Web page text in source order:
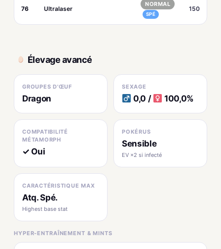
76 Ultralaser
NORMAL
SPÉ
150
Élevage avancé
GROUPES D'ŒUF
Dragon
SEXAGE
0,0 / 100,0%
COMPATIBILITÉ
MÉTAMORPH
✓ Oui
POKÉRUS
Sensible
EV ×2 si infecté
CARACTÉRISTIQUE MAX
Atq. Spé.
Highest base stat
HYPER-ENTRAÎNEMENT & MINTS